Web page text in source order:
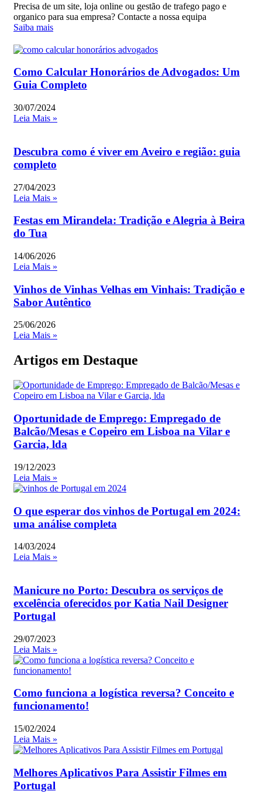
Precisa de um site, loja online ou gestão de trafego pago e
organico para sua empresa? Contacte a nossa equipa
Saiba mais
Como Calcular Honorários de Advogados: Um
Guia Completo
30/07/2024
Leia Mais »
Descubra como é viver em Aveiro e região: guia
completo
27/04/2023
Leia Mais »
Festas em Mirandela: Tradição e Alegria à Beira
do Tua
14/06/2026
Leia Mais »
Vinhos de Vinhas Velhas em Vinhais: Tradição e
Sabor Autêntico
25/06/2026
Leia Mais »
Artigos em Destaque
Oportunidade de Emprego: Empregado de
Balcão/Mesas e Copeiro em Lisboa na Vilar e
Garcia, lda
19/12/2023
Leia Mais »
O que esperar dos vinhos de Portugal em 2024:
uma análise completa
14/03/2024
Leia Mais »
Manicure no Porto: Descubra os serviços de
excelência oferecidos por Katia Nail Designer
Portugal
29/07/2023
Leia Mais »
Como funciona a logística reversa? Conceito e
funcionamento!
15/02/2024
Leia Mais »
Melhores Aplicativos Para Assistir Filmes em
Portugal